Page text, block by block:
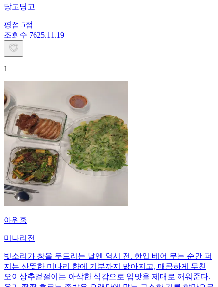
당고딩고
평점 5점
조회수 7625.11.19
1
아워홈
미나리전
빗소리가 창을 두드리는 날엔 역시 전. 한입 베어 무는 순간 퍼
지는 산뜻한 미나리 향에 기분까지 맑아지고, 매콤하게 무친
오이상추겉절이는 아삭한 식감으로 입맛을 제대로 깨워준다.